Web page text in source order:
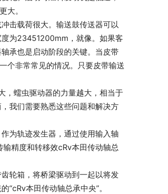
大。
击载荷很大。输送鼓传送器可以
为23451200mm，就像。如果客
承也是启动阶段的关键。当皮带
个非常常见的情况。只要皮带输送
，蠕虫驱动器的力量越大，相当于
我们需要熟悉这些问题和解决方
为轨迹发生器，通过使用输入轴
精度和转移效cRv本田传动轴总
轮箱，将桥梁驱动到一起以将发
本田传动轴总承中央”。